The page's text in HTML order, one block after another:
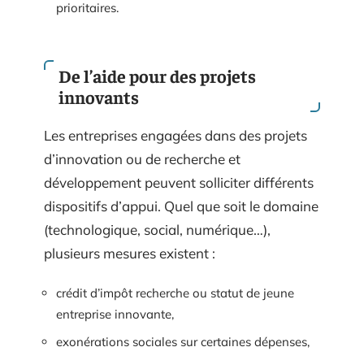
prioritaires.
De l’aide pour des projets
innovants
Les entreprises engagées dans des projets
d’innovation ou de recherche et
développement peuvent solliciter différents
dispositifs d’appui. Quel que soit le domaine
(technologique, social, numérique…),
plusieurs mesures existent :
crédit d’impôt recherche ou statut de jeune
entreprise innovante,
exonérations sociales sur certaines dépenses,